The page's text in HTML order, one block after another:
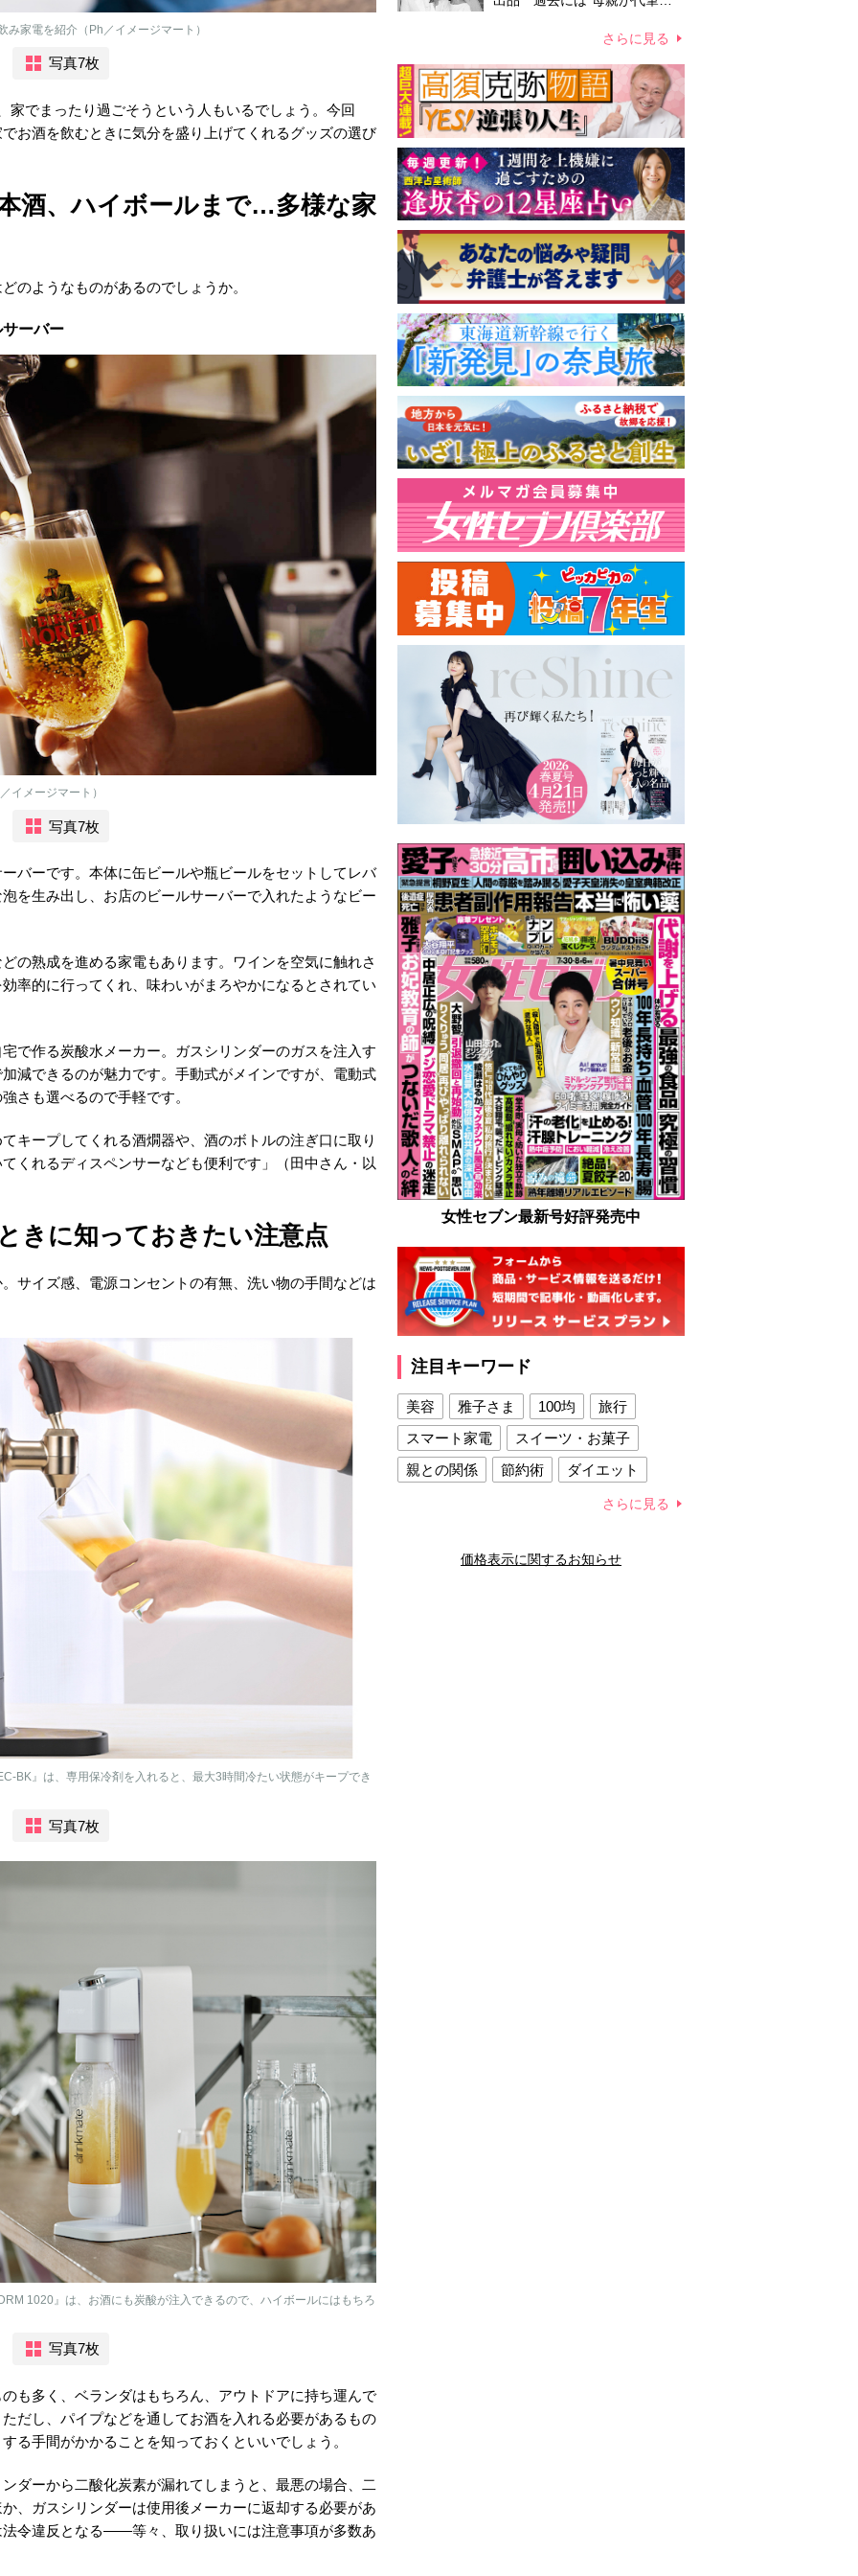
家電を紹介（Ph／イメージマート）
写真7枚
家でまったり過ごそうという人もいるでしょう。今回
お酒を飲むときに気分を盛り上げてくれるグッズの選び
酒、ハイボールまで…多様な家
のようなものがあるのでしょうか。
ーバー
イメージマート）
写真7枚
バーです。本体に缶ビールや瓶ビールをセットしてレバ
を生み出し、お店のビールサーバーで入れたようなビー
の熟成を進める家電もあります。ワインを空気に触れさ
率的に行ってくれ、味わいがまろやかになるとされてい
で作る炭酸水メーカー。ガスシリンダーのガスを注入す
減できるのが魅力です。手動式がメインですが、電動式
さも選べるので手軽です。
キープしてくれる酒燗器や、酒のボトルの注ぎ口に取り
くれるディスペンサーなども便利です」（田中さん・以
きに知っておきたい注意点
サイズ感、電源コンセントの有無、洗い物の手間などは
BK』は、専用保冷剤を入れると、最大3時間冷たい状態がキープでき
写真7枚
1020』は、お酒にも炭酸が注入できるので、ハイボールにはもちろ
写真7枚
も多く、ベランダはもちろん、アウトドアに持ち運んで
だし、パイプなどを通してお酒を入れる必要があるもの
る手間がかかることを知っておくといいでしょう。
ダーから二酸化炭素が漏れてしまうと、最悪の場合、二
、ガスシリンダーは使用後メーカーに返却する必要があ
令違反となる――等々、取り扱いには注意事項が多数あ
ほどで売買 昭和スターグッズ
さらに見る
女性セブン最新号好評発売中
注目キーワード
美容 雅子さま 100均
旅行
スマート家電
スイーツ・お菓子
親との関係
節約術
ダイエット
夫との関係
新津春子 どか食い
さらに見る
価格表示に関するお知らせ